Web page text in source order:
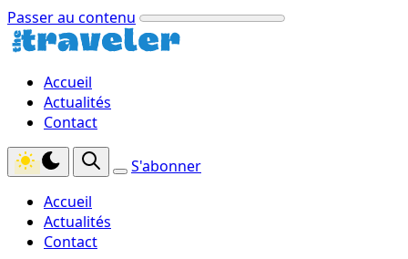
Passer au contenu
Accueil
Actualités
Contact
S'abonner
Accueil
Actualités
Contact